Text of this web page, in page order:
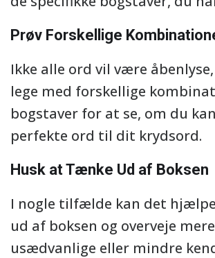
Prøv Forskellige
Ikke alle ord vil være
lege med forskellige
bogstaver for at se, om du
perfekte ord til dit krydsord.
Husk at Tænke Ud af Boksen
I nogle tilfælde kan det
ud af boksen og overveje mere
usædvanlige eller mindre